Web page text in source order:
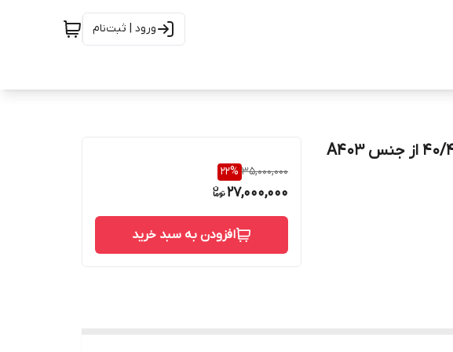
ورود | ثبت‌نام
تبدیل صاف 8 * 16 استلنس استیل رده 40/40 از جنس A403
35,000,000
22%
27,000,000
افزودن به سبد خرید